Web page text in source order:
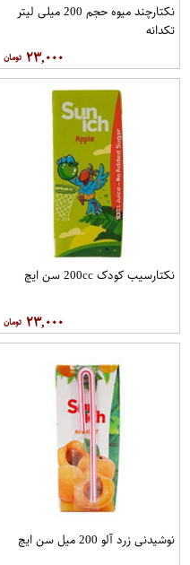
نکتارچند میوه حجم 200 میلی لیتر
تکدانه
۲۳,۰۰۰
نکتارسیب کودک 200cc سن ايچ
۲۳,۰۰۰
نوشیدنی زرد آلو 200 میل سن ایچ